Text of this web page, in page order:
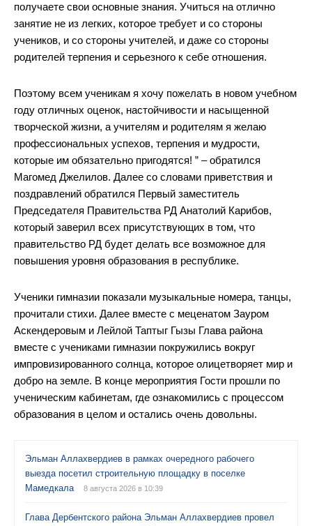
получаете свои основные знания. Учиться на отлично
занятие не из легких, которое требует и со стороны
учеников, и со стороны учителей, и даже со стороны
родителей терпения и серьезного к себе отношения.
Поэтому всем ученикам я хочу пожелать в новом учебном
году отличных оценок, настойчивости и насыщенной
творческой жизни, а учителям и родителям я желаю
профессиональных успехов, терпения и мудрости,
которые им обязательно пригодятся! ” – обратился
Магомед Джелилов. Далее со словами приветствия и
поздравлений обратился Первый заместитель
Председателя Правительства РД Анатолий Карибов,
который заверил всех присутствующих в том, что
правительство РД будет делать все возможное для
повышения уровня образования в республике.
Ученики гимназии показали музыкальные номера, танцы,
прочитали стихи. Далее вместе с меценатом Зауром
Аскендеровым и Лейлой Таптыг Гызы Глава района
вместе с учениками гимназии покружились вокруг
импровизированного солнца, которое олицетворяет мир и
добро на земле. В конце мероприятия Гости прошли по
ученическим кабинетам, где ознакомились с процессом
образования в целом и остались очень довольны.
Эльман Аллахвердиев в рамках очередного рабочего
выезда посетил строительную площадку в поселке
Мамедкала
8 августа 2026 в 10:39
Глава Дербентского района Эльман Аллахвердиев провел